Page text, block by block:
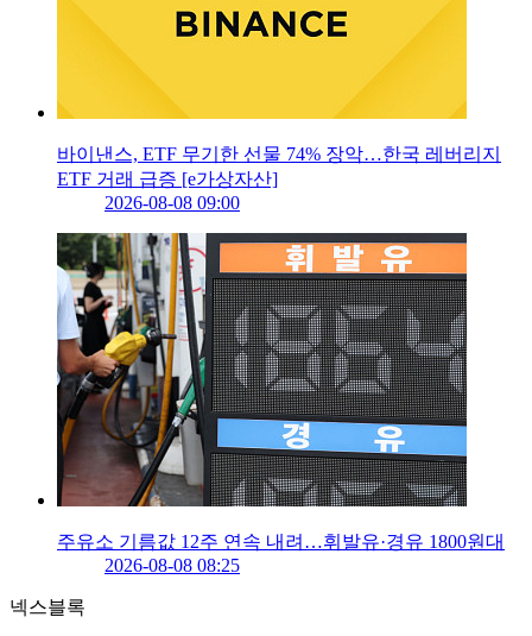
바이낸스, ETF 무기한 선물 74% 장악…한국 레버리지
ETF 거래 급증 [e가상자산]
2026-08-08 09:00
주유소 기름값 12주 연속 내려…휘발유·경유 1800원대
2026-08-08 08:25
넥스블록